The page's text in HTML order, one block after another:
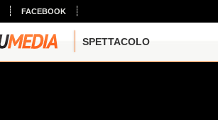
FACEBOOK
SPETTACOLO